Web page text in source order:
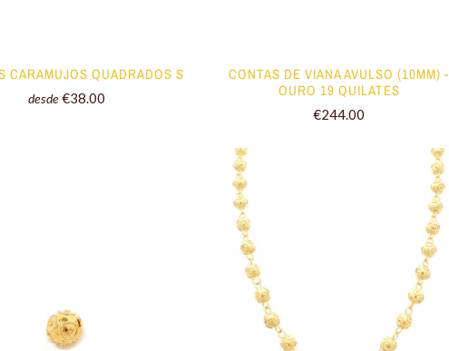
CARAMUJOS QUADRADOS S
desde €38.00
CONTAS DE VIANA AVULSO (10MM) -
OURO 19 QUILATES
€244.00